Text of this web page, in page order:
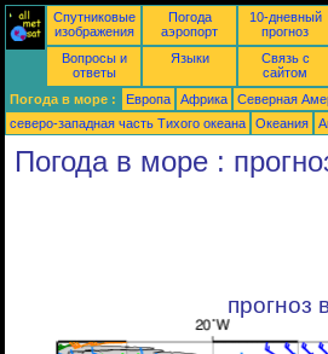
Спутниковые
изображения
Погода
аэропорт
10-дневный
прогноз
Вопросы и
ответы
Языки
Связь с
сайтом
Погода в море : Европа Африка Северная
северо-западная часть Tихого океана
Океания
Погода в море :
прогноз